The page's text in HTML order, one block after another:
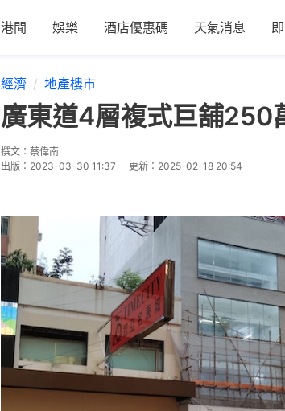
港聞 娛樂 酒店優惠碼 天氣消息
經濟 地產樓市
廣東道4層複式巨舖
撰文： 蔡偉南
出版： 2023-03-30 11:37 更新： 2025-02-18 20:54